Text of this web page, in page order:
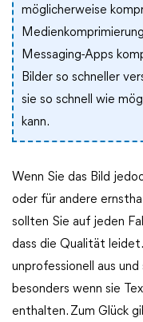
möglicherweise
Messaging-Apps
Bilder so schneller
sie so schnell wie
kann.
Wenn Sie das Bild
oder für andere
sollten Sie auf jeden
dass die Qualität
unprofessionell aus
besonders wenn sie
enthalten. Zum Glück